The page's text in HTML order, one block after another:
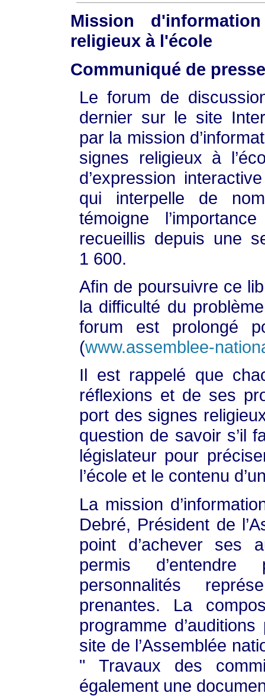
Mission
religieux à l'école
Communiqué de
Le forum de
dernier sur le site
par la mission
signes religieux à
d’expression
qui interpelle de
témoigne
recueillis depuis une
1 600.
Afin de poursuivre ce
la difficulté du
forum est prolongé
(www.assemblee-
Il est rappelé que
réflexions et de ses
port des signes
question de savoir s’il
législateur pour
l’école et le contenu
La mission
Debré, Président de
point d’achever ses
permis
personnalités
prenantes. La
programme
site de l’Assemblée
" Travaux des
également une